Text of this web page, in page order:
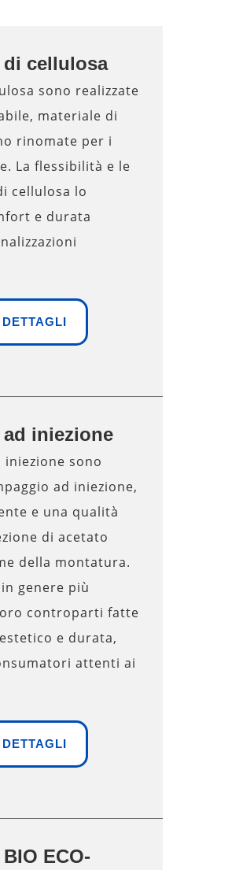
di cellulosa
sono realizzate
materiale di
rinomate per i
La flessibilità e le
cellulosa lo
e durata
iniezione
sono
ad iniezione,
e una qualità
di acetato
della montatura.
genere più
controparti fatte
e durata,
attenti ai
ECO-